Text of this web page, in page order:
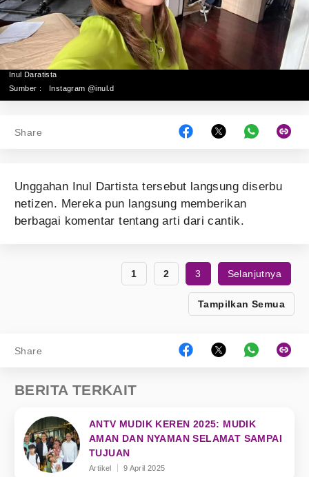
Inul Daratista
Sumber :
Instagram @inul.d
Share
Unggahan Inul Dartista tersebut langsung diserbu
netizen. Mereka pun langsung memberikan
berbagai komentar tentang arti dari cantik.
1 2 3 Selanjutnya
Tampilkan Semua
Share
BERITA TERKAIT
ANTV MUDIK KEREN 2025: MUDIK
AMAN DAN NYAMAN SELAMAT SAMPAI
TUJUAN
Artikel 9 April 2025